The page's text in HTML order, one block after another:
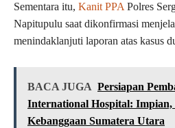
Sementara itu, Kanit PPA Polres
Napitupulu saat dikonfirmasi
menindaklanjuti laporan atas kasus
BACA JUGA Persiapan
International Hospital:
Kebanggaan Sumatera Utara